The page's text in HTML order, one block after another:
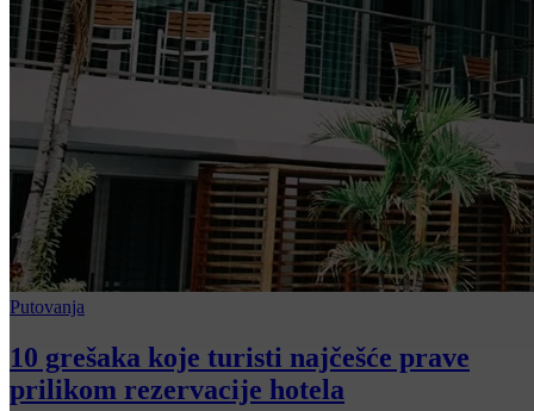
Putovanja
10 grešaka koje turisti najčešće prave
prilikom rezervacije hotela